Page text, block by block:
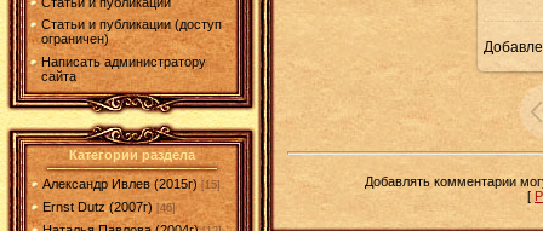
Статьи и публикации (доступ
ограничен)
Написать администратору
сайта
Категории раздела
Александр Ивлев (2015г) [15]
Ernst Dutz (2007г) [46]
Добавлять комментарии
[